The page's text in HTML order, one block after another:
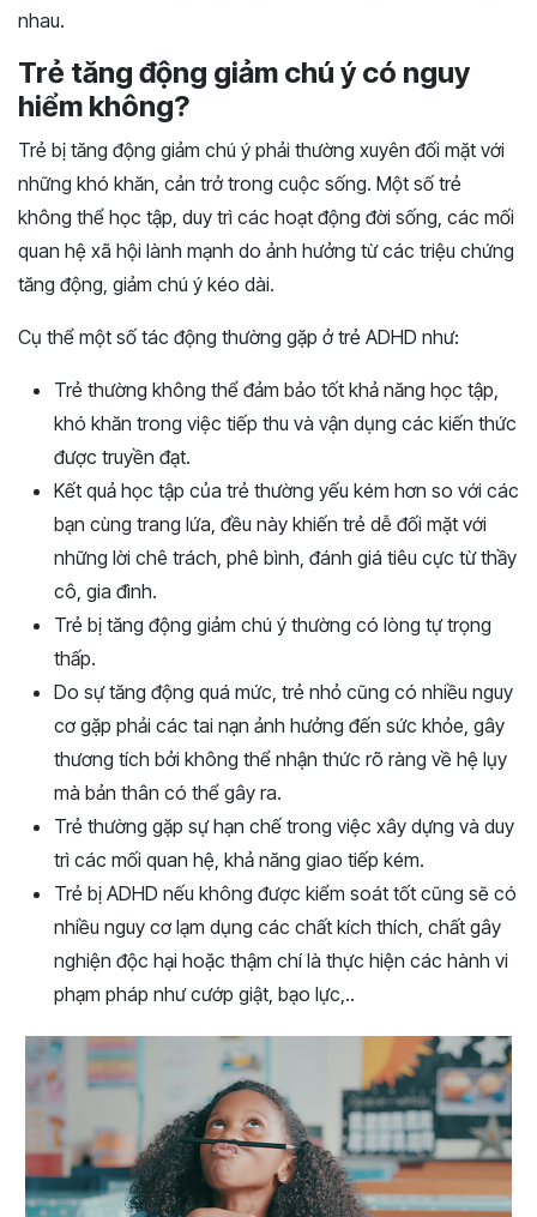
nhau.
Trẻ tăng động giảm chú ý có nguy
hiểm không?
Trẻ bị tăng động giảm chú ý phải thường xuyên đối mặt với
những khó khăn, cản trở trong cuộc sống. Một số trẻ
không thể học tập, duy trì các hoạt động đời sống, các mối
quan hệ xã hội lành mạnh do ảnh hưởng từ các triệu chứng
tăng động, giảm chú ý kéo dài.
Cụ thể một số tác động thường gặp ở trẻ ADHD như:
Trẻ thường không thể đảm bảo tốt khả năng học tập,
khó khăn trong việc tiếp thu và vận dụng các kiến thức
được truyền đạt.
Kết quả học tập của trẻ thường yếu kém hơn so với các
bạn cùng trang lứa, đều này khiến trẻ dễ đối mặt với
những lời chê trách, phê bình, đánh giá tiêu cực từ thầy
cô, gia đình.
Trẻ bị tăng động giảm chú ý thường có lòng tự trọng
thấp.
Do sự tăng động quá mức, trẻ nhỏ cũng có nhiều nguy
cơ gặp phải các tai nạn ảnh hưởng đến sức khỏe, gây
thương tích bởi không thể nhận thức rõ ràng về hệ lụy
mà bản thân có thể gây ra.
Trẻ thường gặp sự hạn chế trong việc xây dựng và duy
trì các mối quan hệ, khả năng giao tiếp kém.
Trẻ bị ADHD nếu không được kiểm soát tốt cũng sẽ có
nhiều nguy cơ lạm dụng các chất kích thích, chất gây
nghiện độc hại hoặc thậm chí là thực hiện các hành vi
phạm pháp như cướp giật, bạo lực,..